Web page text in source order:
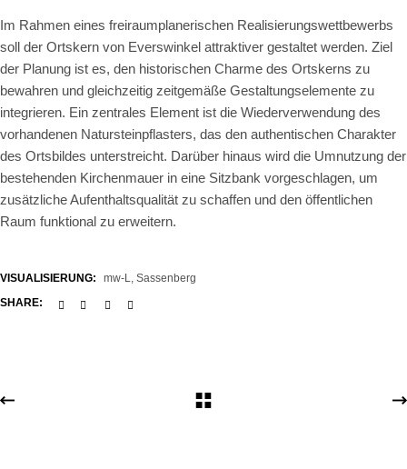
Im Rahmen eines freiraumplanerischen Realisierungswettbewerbs
soll der Ortskern von Everswinkel attraktiver gestaltet werden. Ziel
der Planung ist es, den historischen Charme des Ortskerns zu
bewahren und gleichzeitig zeitgemäße Gestaltungselemente zu
integrieren. Ein zentrales Element ist die Wiederverwendung des
vorhandenen Natursteinpflasters, das den authentischen Charakter
des Ortsbildes unterstreicht. Darüber hinaus wird die Umnutzung der
bestehenden Kirchenmauer in eine Sitzbank vorgeschlagen, um
zusätzliche Aufenthaltsqualität zu schaffen und den öffentlichen
Raum funktional zu erweitern.
VISUALISIERUNG:
mw-L, Sassenberg
SHARE: